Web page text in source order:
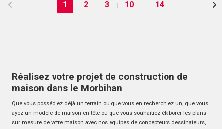
1 2 3 | 10 14
Réalisez votre projet de construction de
maison dans le Morbihan
Que vous possédiez déjà un terrain ou que vous en recherchiez un, que vous
ayez un modèle de maison en tête ou que vous souhaitiez élaborer les plans
sur mesure de votre maison avec nos équipes de concepteurs dessinateurs,